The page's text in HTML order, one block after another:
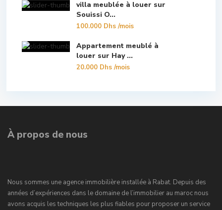
villa meublée à louer sur
Souissi O...
100.000 Dhs/mois
Appartement meublé à
louer sur Hay ...
20.000 Dhs/mois
À propos de nous
Nous sommes une agence immobilière installée à Rabat. Depuis des
années d’expériences dans le domaine de l’immobilier au maroc nous
avons acquis les techniques les plus fiables pour proposer un service